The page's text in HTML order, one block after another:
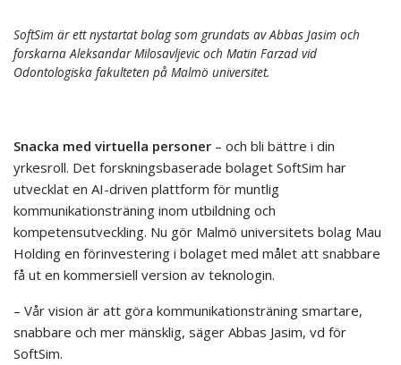
SoftSim är ett nystartat bolag som grundats av Abbas Jasim och
forskarna Aleksandar Milosavljevic och Matin Farzad vid
Odontologiska fakulteten på Malmö universitet.
Snacka med virtuella personer – och bli bättre i din
yrkesroll. Det forskningsbaserade bolaget SoftSim har
utvecklat en AI-driven plattform för muntlig
kommunikationsträning inom utbildning och
kompetensutveckling. Nu gör Malmö universitets bolag Mau
Holding en förinvestering i bolaget med målet att snabbare
få ut en kommersiell version av teknologin.
– Vår vision är att göra kommunikationsträning smartare,
snabbare och mer mänsklig, säger Abbas Jasim, vd för
SoftSim.